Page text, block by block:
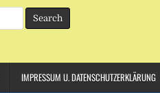
IMPRESSUM U. DATENSCHUTZERKLÄRUNG